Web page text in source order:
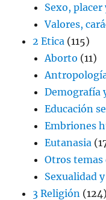
Sexo,
Valores,
2 Etica (115)
Aborto (11)
Demografía
Educación
Embriones
Eutanasia
Otros temas
Sexualidad
3 Religión (124)